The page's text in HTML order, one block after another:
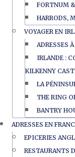
FORTNUM
HARRODS,
VOYAGER EN
ADRESSES
IRLANDE :
KILKENNY
LA
THE RING
BANTRY
ADRESSES EN
EPICERIES
RESTAURANTS